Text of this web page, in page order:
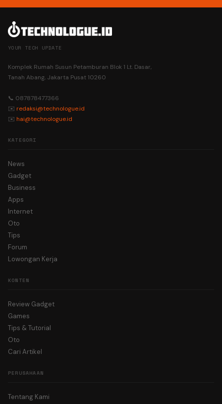
YOUR TECH UPDATE
Komplek Rumah Susun Petamburan Blok 1 Lt. Dasar,
Tanah Abang, Jakarta Pusat 10260
📞 087878477366
✉️ redaksi@technologue.id
✉️ hai@technologue.id
KATEGORI
News
Gadget
Business
Apps
Internet
Oto
Tips
Forum
Lowongan Kerja
KONTEN
Review Gadget
Games
Tips & Tutorial
Oto
Cari Artikel
PERUSAHAAN
Tentang Kami